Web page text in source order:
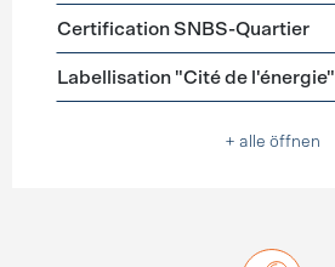
Certification SNBS-Quartier
Labellisation "Cité de l'énergie"
+ alle öffnen